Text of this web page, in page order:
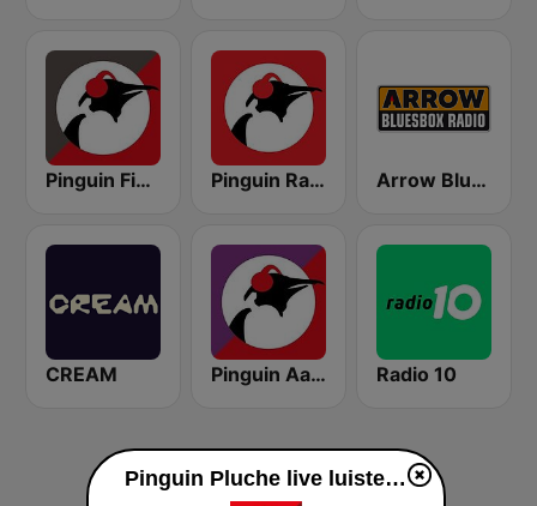
Pinguin Fiesta Pinguin Radio Arrow Bluesbox Rock
CREAM Pinguin Aardschok Radio 10
Pinguin Pluche live luisteren